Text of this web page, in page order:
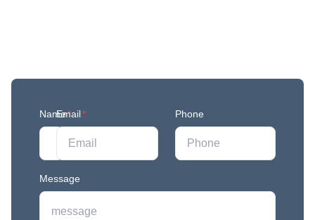
Name*
Email* Phone
Message